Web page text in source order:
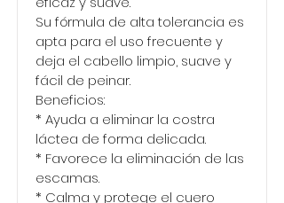
Su fórmula de alta tolerancia es
apta para el uso frecuente y
deja el cabello limpio, suave y
fácil de peinar.
Beneficios:
* Ayuda a eliminar la costra
láctea de forma delicada.
* Favorece la eliminación de las
escamas.
* Calma y protege el cuero